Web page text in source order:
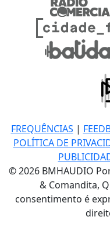
FREQUÊNCIAS |
POLÍTICA DE
© 2026 BMHAUDIO
& Comandita,
consentimento é